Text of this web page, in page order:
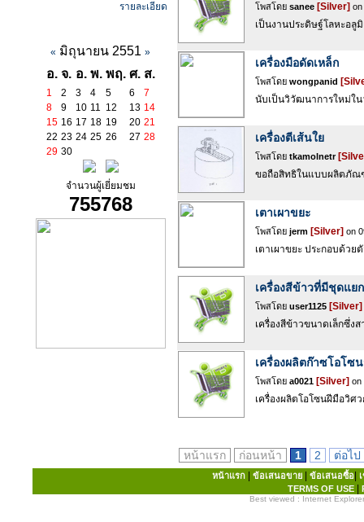
รายละเอียด
« มิถุนายน 2551 »
อ. จ. อ. พ. พฤ. ศ. ส.
1 2 3 4 5 6
7
8
9 10 11 12 13 14
15 16 17 18 19 20 21
22 23 24 25 26 27 28
29 30
จำนวนผู้เยี่ยมชม
755768
โพสโดย sanee [Silver] on
เป็นงานประดิษฐ์โลหะอลู
เครื่องมือดัดเหล็ก
โพสโดย wongpanid
นับเป็นวิวัฒนาการใหม่ใน
เครื่องตีเส้นใย
โพสโดย tkamolnetr
ขอถือสิทธิในแบบผลิตภัณฑ์
เตาเผาขยะ
โพสโดย jerm [Silver] on
เตาเผาขยะ ประกอบด้ว
เครื่องสีข้าวที่มีชุดแย
โพสโดย user1125 [Silver]
เครื่องสีข้าวขนาดเล็กซึ่ง
เครื่องผลิตก๊าซโอโซ
โพสโดย a0021 [Silver] on
เครื่องผลิตโอโซนฝีมือวิศ
หน้าแรก ก่อนหน้า 1 2 ต่อไป
หน้าแรก| ข้อเสนอขาย| ข้อเสนอซื้อ
TERMS OF USE|
Best viewed : Internet